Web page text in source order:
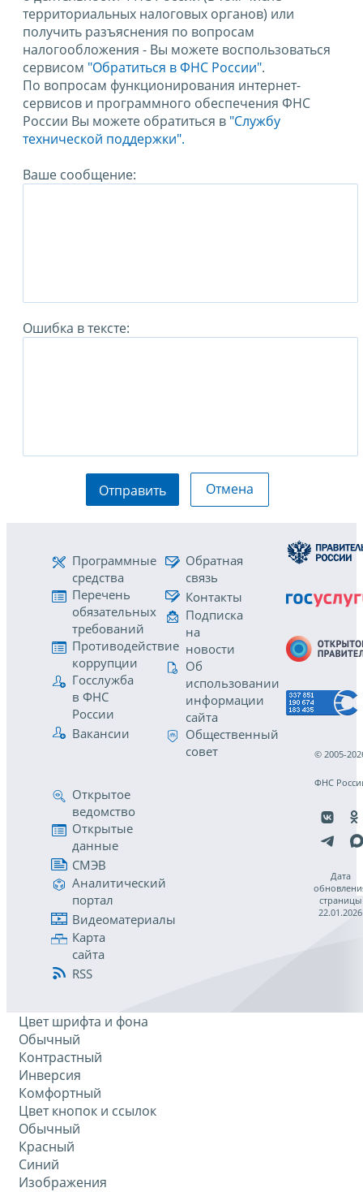
территориальных налоговых органов) или
получить разъяснения по вопросам
налогообложения - Вы можете воспользоваться
сервисом "Обратиться в ФНС России".
По вопросам функционирования интернет-
сервисов и программного обеспечения ФНС
России Вы можете обратиться в "Службу
технической поддержки".
Ваше сообщение:
Ошибка в тексте:
Отправить Отмена
Программные
средства
Перечень
обязательных
требований
Противодействие
коррупции
Госслужба
в ФНС
России
Вакансии
Обратная
связь
Контакты
Подписка
на
новости
Об
использовании
информации
сайта
Общественный
совет
Открытое
ведомство
Открытые
данные
СМЭВ
Аналитический
портал
Видеоматериалы
Карта
сайта
RSS
© 2005-
ФНС
Дата
страницы
22.01.2026
Цвет шрифта и фона
Обычный
Контрастный
Инверсия
Комфортный
Цвет кнопок и ссылок
Обычный
Красный
Синий
Изображения